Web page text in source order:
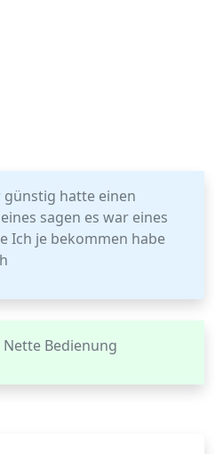
günstig hatte einen
sagen es war eines
Ich je bekommen habe
Bedienung